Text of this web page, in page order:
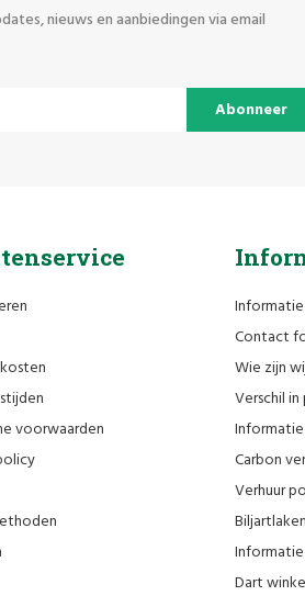
nieuws en aanbiedingen via email
Abonneer
voorwaarden
Contact
Wie zijn
Verschil
Carbon
Verhuur
Dart